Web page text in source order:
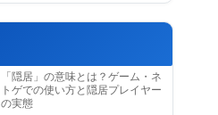
「隠居」の意味とは？ゲーム・ネ
トゲでの使い方と隠居プレイヤー
の実態